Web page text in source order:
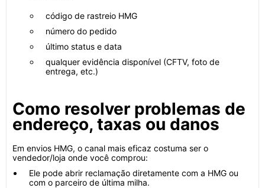
código de rastreio HMG
número do pedido
último status e data
qualquer evidência disponível (CFTV, foto de
entrega, etc.)
Como resolver problemas de
endereço, taxas ou danos
Em envios HMG, o canal mais eficaz costuma ser o
vendedor/loja onde você comprou:
Ele pode abrir reclamação diretamente com a HMG ou
com o parceiro de última milha.